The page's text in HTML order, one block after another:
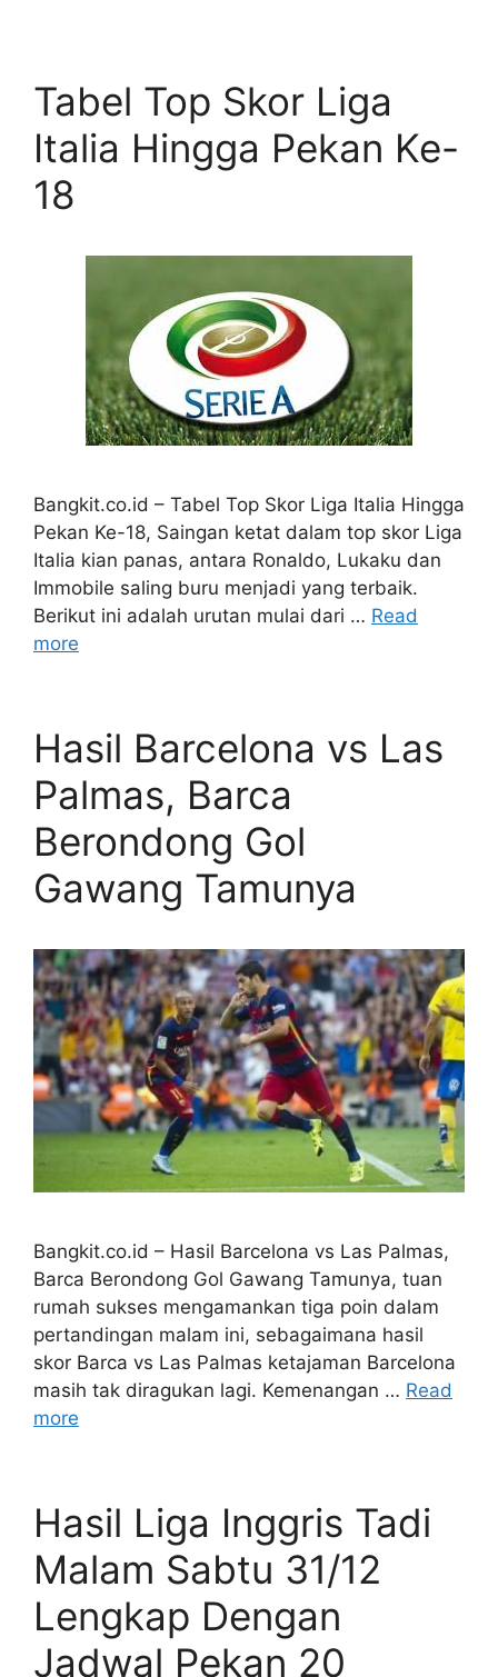
Tabel Top Skor Liga
Italia Hingga Pekan Ke-
18
Bangkit.co.id – Tabel Top Skor Liga Italia Hingga
Pekan Ke-18, Saingan ketat dalam top skor Liga
Italia kian panas, antara Ronaldo, Lukaku dan
Immobile saling buru menjadi yang terbaik.
Berikut ini adalah urutan mulai dari … Read
more
Hasil Barcelona vs Las
Palmas, Barca
Berondong Gol
Gawang Tamunya
Bangkit.co.id – Hasil Barcelona vs Las Palmas,
Barca Berondong Gol Gawang Tamunya, tuan
rumah sukses mengamankan tiga poin dalam
pertandingan malam ini, sebagaimana hasil
skor Barca vs Las Palmas ketajaman Barcelona
masih tak diragukan lagi. Kemenangan … Read
more
Hasil Liga Inggris Tadi
Malam Sabtu 31/12
Lengkap Dengan
Jadwal Pekan 20